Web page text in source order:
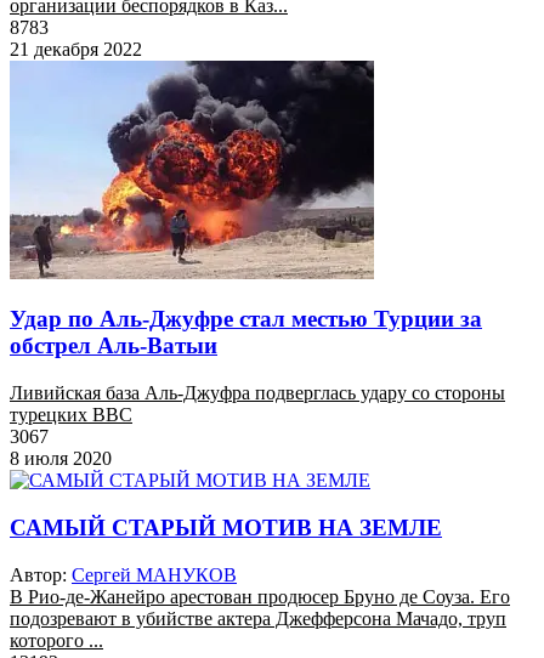
организации беспорядков в Каз...
8783
21 декабря 2022
Удар по Аль-Джуфре стал местью Турции за
обстрел Аль-Ватыи
Ливийская база Аль-Джуфра подверглась удару со стороны
турецких ВВС
3067
8 июля 2020
САМЫЙ СТАРЫЙ МОТИВ НА ЗЕМЛЕ
Автор: Сергей МАНУКОВ
В Рио-де-Жанейро арестован продюсер Бруно де Соуза. Его
подозревают в убийстве актера Джефферсона Мачадо, труп
которого ...